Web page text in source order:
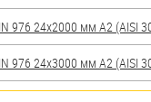
976 24х2000 мм А2 (AISI
976 24х3000 мм А2 (AISI